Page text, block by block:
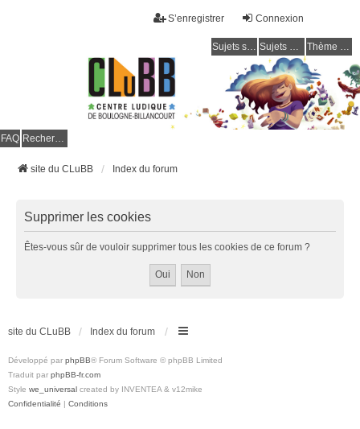
Connexion
S’enregistrer
Sujets sans réponse Sujets actifs Thème clair / foncé
FAQ Rechercher
site du CLuBB Index du forum
Supprimer les cookies
Êtes-vous sûr de vouloir supprimer tous les cookies de ce forum ?
site du CLuBB Index du forum
Développé par phpBB® Forum Software © phpBB Limited
Traduit par phpBB-fr.com
Style we_universal created by INVENTEA & v12mike
Confidentialité | Conditions